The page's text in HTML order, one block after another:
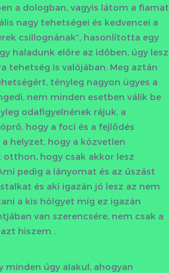
a dologban, vagyis látom a fiamat
nagy tehetségei és kedvencei a
csillognának”, hasonlította egy
haladunk előre az időben, úgy lesz
tehetség is valójában. Meg aztán
tényleg nagyon ügyes a
nem minden esetben válik be
odafigyelnének rájuk, a
hogy a foci és a fejlődés
helyzet, hogy a közvetlen
hogy csak akkor lesz
pedig a lányomat és az úszást
és aki igazán jó lesz az nem
a kis hölgyet míg ez igazán
van szerencsére, nem csak a
hiszem .
úgy alakul, ahogyan